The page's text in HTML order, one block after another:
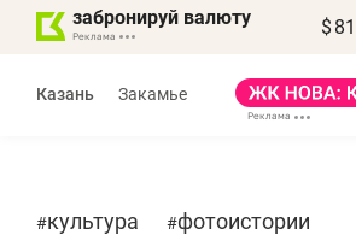
забронируй валюту $
Казань Закамье
#культура #фотоистории